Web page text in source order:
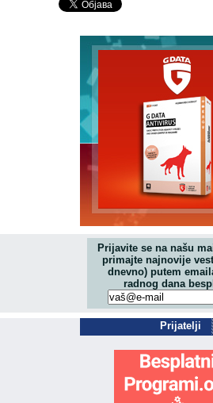
Prijavite se na našu
primajte najnovije
dnevno) putem
radnog dana
Prijatelji